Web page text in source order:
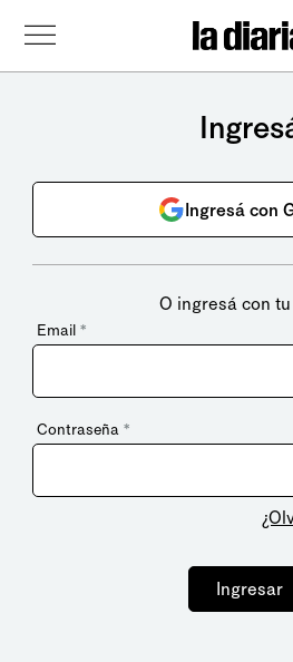
Ingresá con
O ingresá con
Email *
Contraseña *
Ingresar